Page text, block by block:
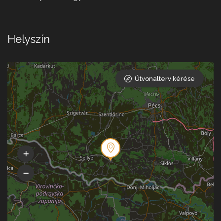
Helyszín
Útvonalterv kérése